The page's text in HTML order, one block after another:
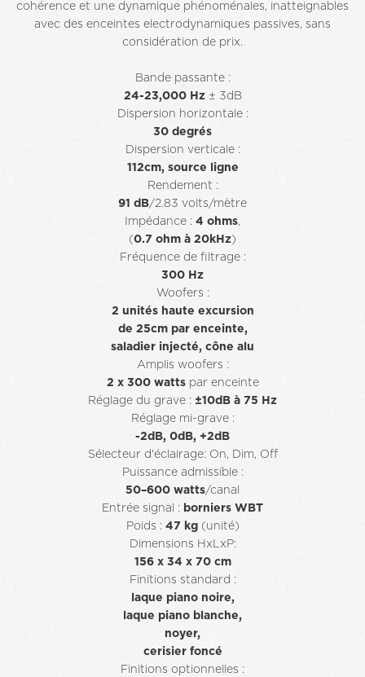
cohérence et une dynamique phénoménales, inatteignables
avec des enceintes electrodynamiques passives, sans
considération de prix.
Bande passante :
24-23,000 Hz± 3dB
Dispersion horizontale :
30 degrés
Dispersion verticale :
112cm, source ligne
Rendement :
91 dB/2.83 volts/mètre
Impédance : 4 ohms,
(0.7 ohm à 20kHz)
Fréquence de filtrage :
300 Hz
Woofers :
2 unités haute excursion
de 25cm par enceinte,
saladier injecté, cône alu
Amplis woofers :
2 x 300 wattspar enceinte
Réglage du grave : ±10dB à 75 Hz
Réglage mi-grave :
-2dB, 0dB, +2dB
Sélecteur d'éclairage: On, Dim, Off
Puissance admissible :
50–600 watts/canal
Entrée signal : borniers WBT
Poids : 47 kg(unité)
Dimensions HxLxP:
156 x 34 x 70 cm
Finitions standard :
laque piano noire,
laque piano blanche,
noyer,
cerisier foncé
Finitions optionnelles :